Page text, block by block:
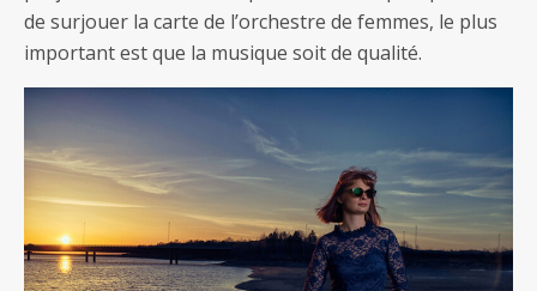
de surjouer la carte de l’orchestre de femmes, le plus
important est que la musique soit de qualité.